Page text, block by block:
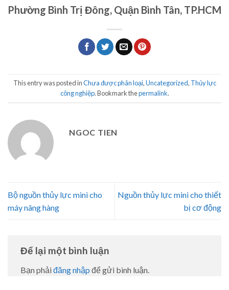
Phường Bình Trị Đông, Quận Bình Tân, TP.HCM
This entry was posted inChưa được phân loại,Uncategorized, Thủy lực
công nghiệp. Bookmark thepermalink.
NGOC TIEN
Bộ nguồn thủy lực mini cho
máy nâng hàng
Nguồn thủy lực mini cho thiết
bị cơ động
Để lại một bình luận
Bạn phải đăng nhập để gửi bình luận.